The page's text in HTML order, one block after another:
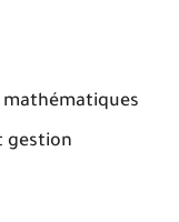
mathématiques
gestion